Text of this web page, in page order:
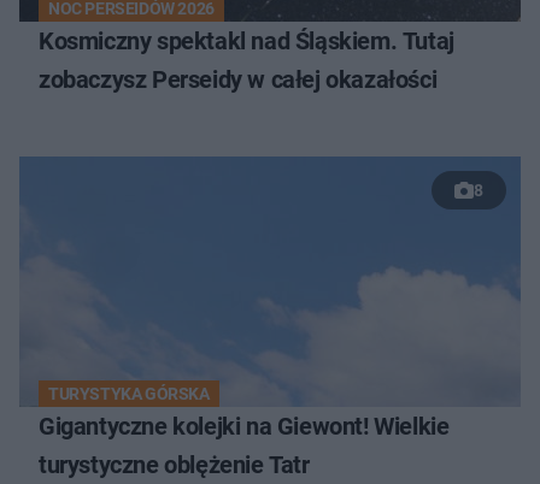
NOC PERSEIDÓW 2026
Kosmiczny spektakl nad Śląskiem. Tutaj
zobaczysz Perseidy w całej okazałości
8
TURYSTYKA GÓRSKA
Gigantyczne kolejki na Giewont! Wielkie
turystyczne oblężenie Tatr